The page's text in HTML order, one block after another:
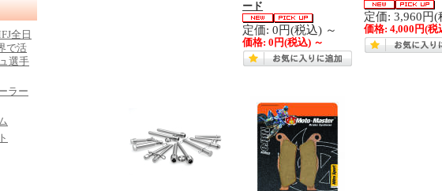
全日
で活
選手
ラー
ード
定価: 0円(税込) ～
価格:0円(税込) ～
定価: 3,960円(
価格:4,000円(税